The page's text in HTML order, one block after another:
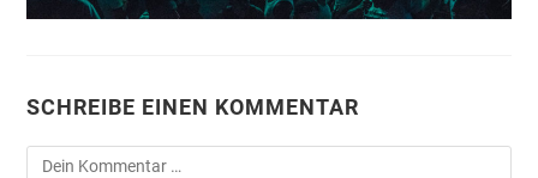
SCHREIBE EINEN KOMMENTAR